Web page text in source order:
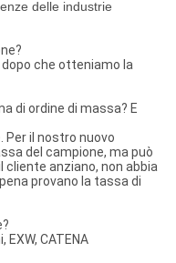
delle industrie
che otteniamo la
di ordine di massa? E
Per il nostro nuovo
del campione, ma può
cliente anziano, non abbia
provano la tassa di
CATENA